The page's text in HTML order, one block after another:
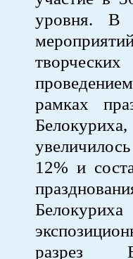
уровня. В
рамках
12% и
разрез